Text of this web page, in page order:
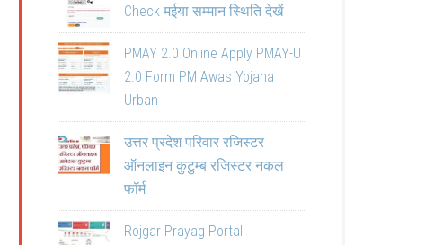
Check मईया सम्मान स्थिति देखें
PMAY 2.0 Online Apply PMAY-U
2.0 Form PM Awas Yojana
Urban
उत्तर प्रदेश परिवार रजिस्टर
ऑनलाइन कुटुम्ब रजिस्टर नकल
फॉर्म
Rojgar Prayag Portal